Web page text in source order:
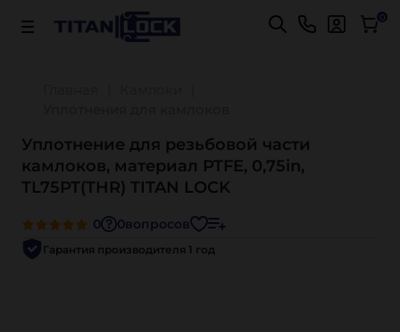
Важно! Для оплаты заказов Подробнее 0
Уплотнение для резьбовой части
камлоков, материал PTFE, 0,75in,
TL75PT(THR) TITAN LOCK
0 0вопросов
Гарантия производителя 1 год